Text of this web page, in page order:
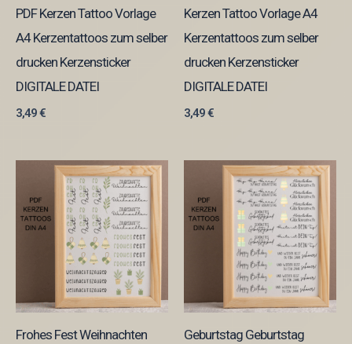
PDF Kerzen Tattoo Vorlage
A4 Kerzentattoos zum selber
drucken Kerzensticker
DIGITALE DATEI
3,49€
Kerzen Tattoo Vorlage A4
Kerzentattoos zum selber
drucken Kerzensticker
DIGITALE DATEI
3,49€
Frohes Fest Weihnachten
Geburtstag Geburtstag